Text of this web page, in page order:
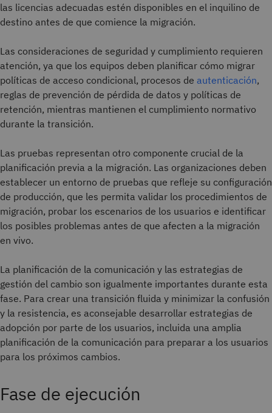
las licencias adecuadas estén disponibles en el inquilino de
destino antes de que comience la migración.
Las consideraciones de seguridad y cumplimiento requieren
atención, ya que los equipos deben planificar cómo migrar
políticas de acceso condicional, procesos de autenticación,
reglas de prevención de pérdida de datos y políticas de
retención, mientras mantienen el cumplimiento normativo
durante la transición.
Las pruebas representan otro componente crucial de la
planificación previa a la migración. Las organizaciones deben
establecer un entorno de pruebas que refleje su configuración
de producción, que les permita validar los procedimientos de
migración, probar los escenarios de los usuarios e identificar
los posibles problemas antes de que afecten a la migración
en vivo.
La planificación de la comunicación y las estrategias de
gestión del cambio son igualmente importantes durante esta
fase. Para crear una transición fluida y minimizar la confusión
y la resistencia, es aconsejable desarrollar estrategias de
adopción por parte de los usuarios, incluida una amplia
planificación de la comunicación para preparar a los usuarios
para los próximos cambios.
Fase de ejecución